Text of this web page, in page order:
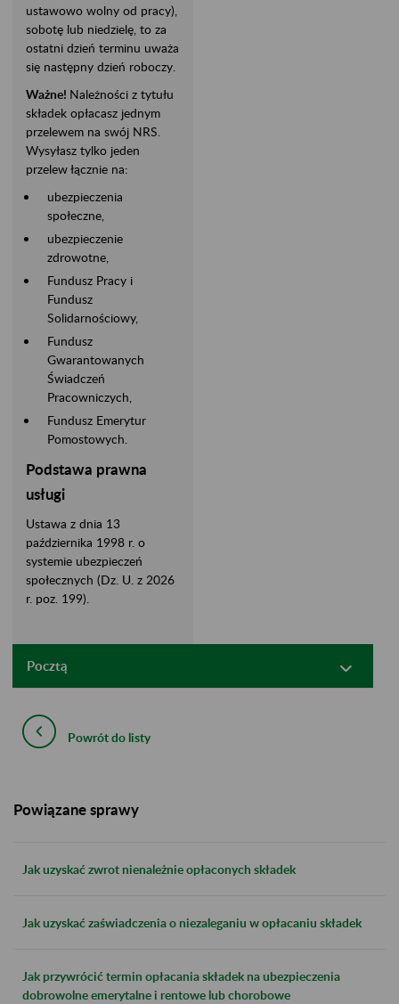
ustawowo wolny od pracy),
sobotę lub niedzielę, to za
ostatni dzień terminu uważa
się następny dzień roboczy.
Ważne! Należności z tytułu
składek opłacasz jednym
przelewem na swój NRS.
Wysyłasz tylko jeden
przelew łącznie na:
ubezpieczenia
społeczne,
ubezpieczenie
zdrowotne,
Fundusz Pracy i
Fundusz
Solidarnościowy,
Fundusz
Gwarantowanych
Świadczeń
Pracowniczych,
Fundusz Emerytur
Pomostowych.
Podstawa prawna
usługi
Ustawa z dnia 13
października 1998 r. o
systemie ubezpieczeń
społecznych (Dz. U. z 2026
r. poz. 199).
Pocztą
Powrót do listy
Powiązane sprawy
Jak uzyskać zwrot nienależnie opłaconych składek
Jak uzyskać zaświadczenia o niezaleganiu w opłacaniu składek
Jak przywrócić termin opłacania składek na ubezpieczenia
dobrowolne emerytalne i rentowe lub chorobowe